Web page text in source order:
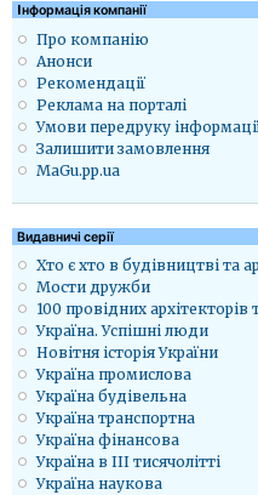
Iнформація компанії
Про компанію
Анонси
Рекомендації
Реклама на порталі
Умови передруку
Залишити замовлення
MaGu.pp.ua
Видавничі серії
Хто є хто в будівництві та
Мости дружби
100 провідних архітекторів
Україна. Успішні люди
Новітня історія України
Україна промислова
Україна будівельна
Україна транспортна
Україна фінансова
Україна в ІІІ тисячолітті
Україна наукова